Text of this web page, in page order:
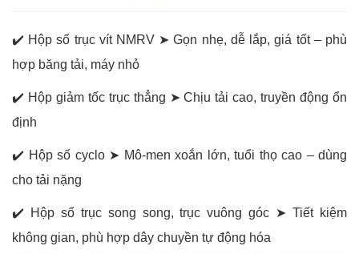
✔️ Hộp số trục vít NMRV ➤ Gọn nhẹ, dễ lắp, giá tốt – phù
hợp băng tải, máy nhỏ
✔️ Hộp giảm tốc trục thẳng ➤ Chịu tải cao, truyền động ổn
định
✔️ Hộp số cyclo ➤ Mô-men xoắn lớn, tuổi thọ cao – dùng
cho tải nặng
✔️ Hộp số trục song song, trục vuông góc ➤ Tiết kiệm
không gian, phù hợp dây chuyền tự động hóa